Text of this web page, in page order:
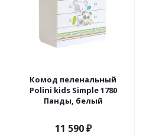
Комод пеленальный
Polini kids Simple 1780
Панды, белый
11 590₽